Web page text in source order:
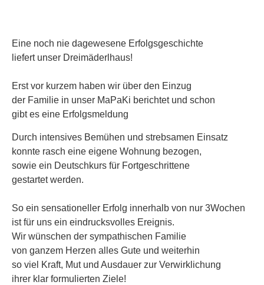
Eine noch nie dagewesene Erfolgsgeschichte
liefert unser Dreimäderlhaus!
Erst vor kurzem haben wir über den Einzug
der Familie in unser MaPaKi berichtet und schon
gibt es eine Erfolgsmeldung
Durch intensives Bemühen und strebsamen Einsatz
konnte rasch eine eigene Wohnung bezogen,
sowie ein Deutschkurs für Fortgeschrittene
gestartet werden.
So ein sensationeller Erfolg innerhalb von nur 3Wochen
ist für uns ein eindrucksvolles Ereignis.
Wir wünschen der sympathischen Familie
von ganzem Herzen alles Gute und weiterhin
so viel Kraft, Mut und Ausdauer zur Verwirklichung
ihrer klar formulierten Ziele!